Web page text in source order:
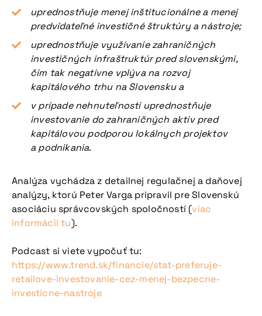
uprednostňuje menej inštitucionálne a menej
predvídateľné investičné štruktúry a nástroje;
uprednostňuje využívanie zahraničných
investičných infraštruktúr pred slovenskými,
čím tak negatívne vplýva na rozvoj
kapitálového trhu na Slovensku a
v prípade nehnuteľností uprednostňuje
investovanie do zahraničných aktív pred
kapitálovou podporou lokálnych projektov
a podnikania.
Analýza vychádza z detailnej regulačnej a daňovej
analýzy, ktorú Peter Varga pripravil pre Slovenskú
asociáciu správcovských spoločností (viac
informácií tu).
Podcast si viete vypočuť tu:
https://www.trend.sk/financie/stat-preferuje-
retailove-investovanie-cez-menej-bezpecne-
investicne-nastroje